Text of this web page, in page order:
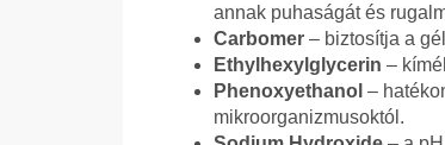
annak puhaságát és
Carbomer – biztosítja a
Ethylhexylglycerin –
Phenoxyethanol –
mikroorganizmusoktól.